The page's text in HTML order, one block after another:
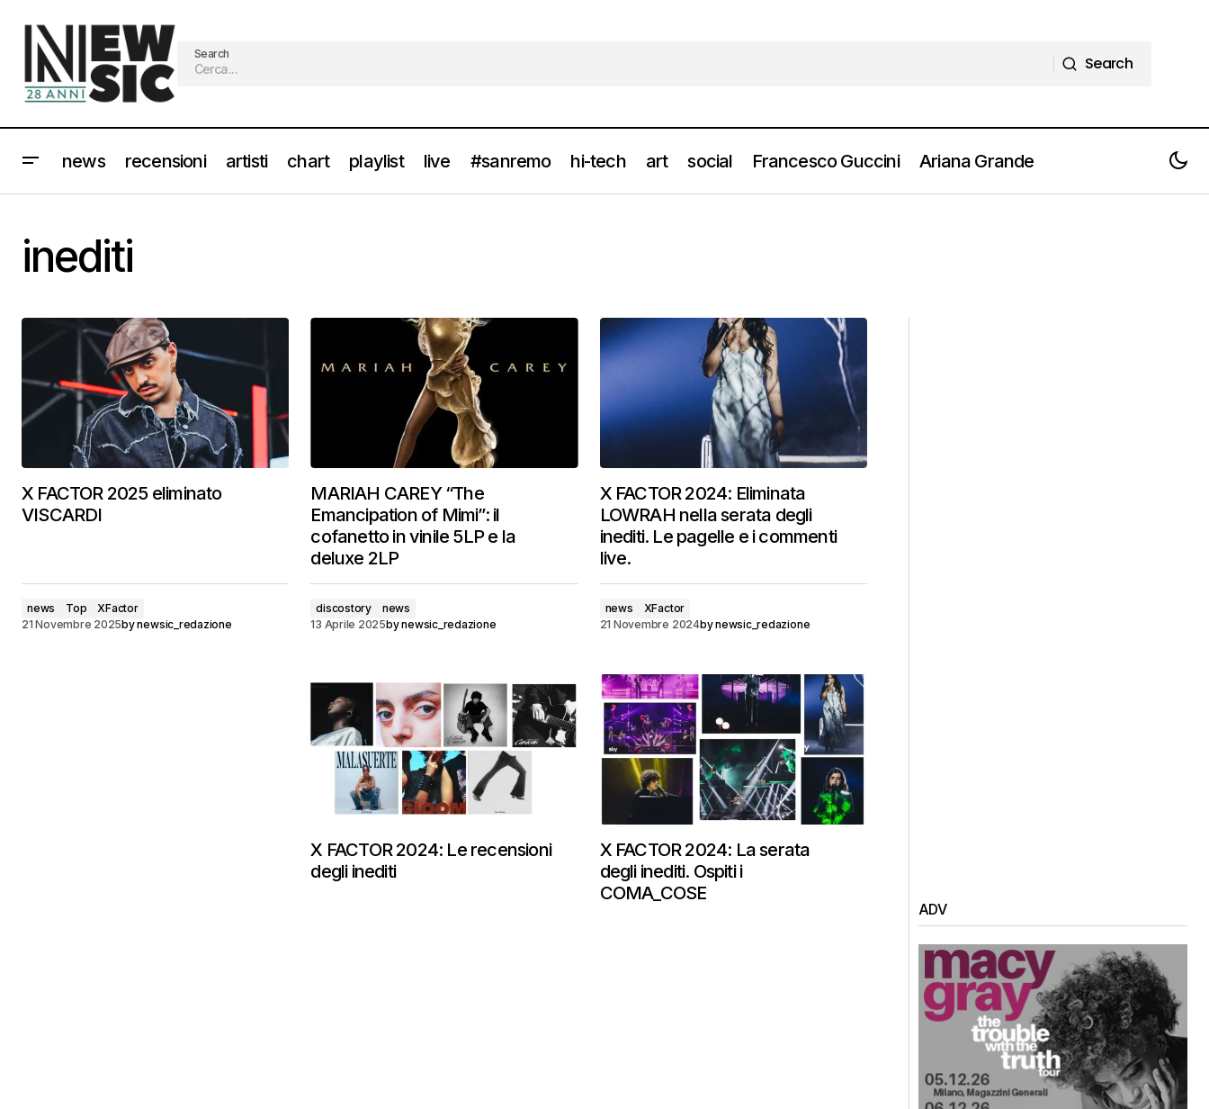
Search
Search
news recensioni artisti chart playlist live #sanremo hi-tech art social Francesco Guccini Ariana Grande
inediti
X FACTOR 2025 eliminato
VISCARDI
news Top
XFactor
21 Novembre 2025bynewsic_redazione
MARIAH CAREY “The
Emancipation of Mimi”: il
cofanetto in vinile 5LP e la
deluxe 2LP
discostory
news
13 Aprile 2025bynewsic_redazione
X FACTOR 2024: Eliminata
LOWRAH nella serata degli
inediti. Le pagelle e i commenti
live.
news
XFactor
21 Novembre 2024bynewsic_redazione
X FACTOR 2024: Le recensioni
degli inediti
X FACTOR 2024: La serata
degli inediti. Ospiti i
COMA_COSE
ADV